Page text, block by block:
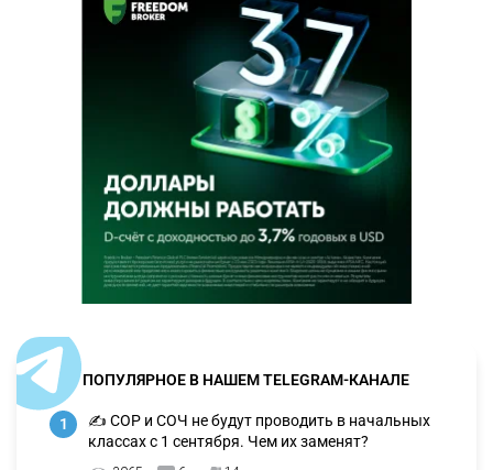
ПОПУЛЯРНОЕ В НАШЕМ TELEGRAM-КАНАЛЕ
1
✍️ СОР и СОЧ не будут проводить в начальных
классах с 1 сентября. Чем их заменят?